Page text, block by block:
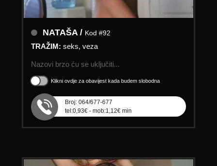
NATAŠA / Kod #92
TRAŽIM: seks, veza
Nazovi brzo ću se uključiti...
Klikni ovdje za obavijest kada budem slobodna
Broj: 064/677-677
tel:0,93€ - mob:1,12€ min